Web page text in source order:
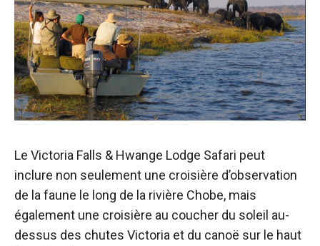
Le Victoria Falls & Hwange Lodge Safari peut
inclure non seulement une croisière d’observation
de la faune le long de la rivière Chobe, mais
également une croisière au coucher du soleil au-
dessus des chutes Victoria et du canoë sur le haut